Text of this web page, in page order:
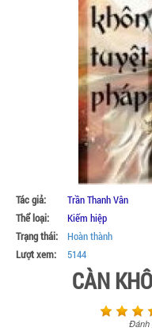
Tác giả:
Trần Thanh Vân
Thể loại:
Kiếm hiệp
Trạng thái:
Hoàn thành
Lượt xem:
5144
CÀN
Đánh